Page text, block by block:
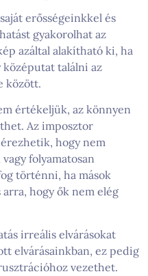
erősségeinkkel és
gyakorolhat az
azáltal alakítható ki, ha
középutat találni az
között.
értékeljük, az könnyen
Az imposztor
hogy nem
folyamatosan
történni, ha mások
arra, hogy ők nem elég
irreális elvárásokat
elvárásainkban, ez pedig
vezethet.